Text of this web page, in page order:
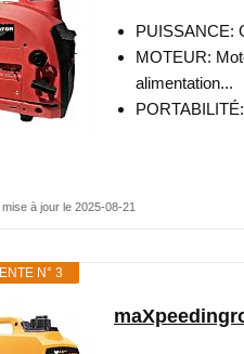
PUISSANCE:
MOTEUR:
alimentation...
à jour le 2025-08-21
N° 3